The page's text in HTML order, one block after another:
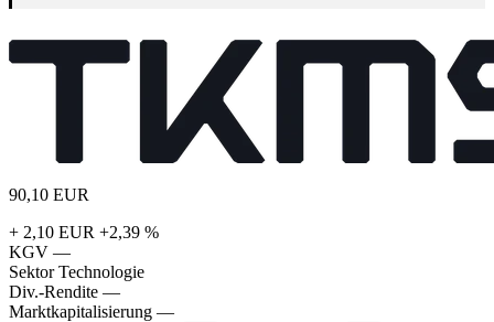
90,10 EUR
+ 2,10 EUR +2,39 %
KGV —
Sektor Technologie
Div.-Rendite —
Marktkapitalisierung —